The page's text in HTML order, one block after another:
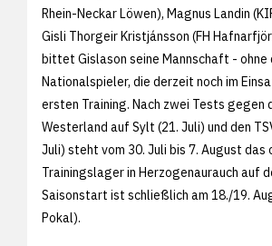
Rhein-Neckar Löwen), Magnus Landin
Gisli Thorgeir Kristjánsson (FH
bittet Gislason seine Mannschaft - ohne
Nationalspieler, die derzeit noch im
ersten Training. Nach zwei Tests gegen
Westerland auf Sylt (21. Juli) und den
Juli) steht vom 30. Juli bis 7. August
Trainingslager in Herzogenaurauch auf
Saisonstart ist schließlich am 18./19.
Pokal).